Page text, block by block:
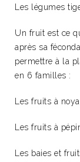
Les légumes
Un fruit est ce
après sa
permettre à la
en 6 familles :
Les fruits à
Les fruits à
Les baies et